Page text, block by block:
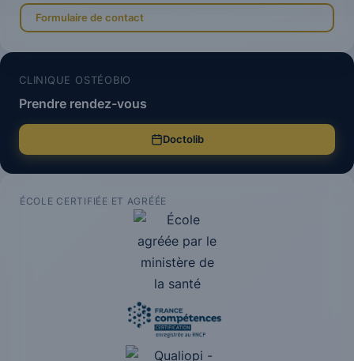
Formulaire de contact
CLINIQUE OSTÉOBIO
Prendre rendez-vous
Doctolib
ÉCOLE CERTIFIÉE ET AGRÉÉE